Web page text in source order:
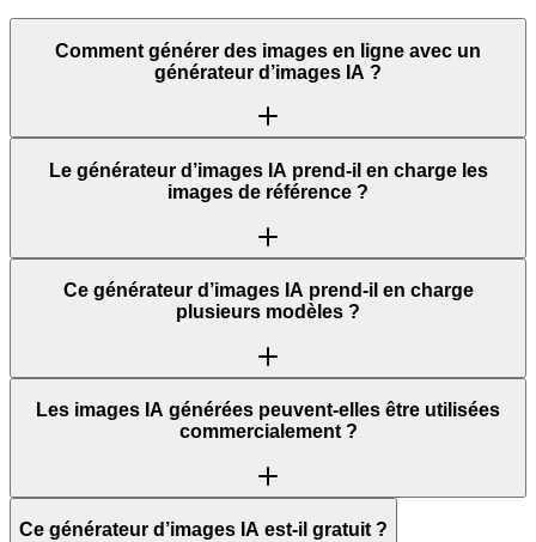
Comment générer des images en ligne avec un
générateur d’images IA ?
Le générateur d’images IA prend-il en charge les
images de référence ?
Ce générateur d’images IA prend-il en charge
plusieurs modèles ?
Les images IA générées peuvent-elles être utilisées
commercialement ?
Ce générateur d’images IA est-il gratuit ?